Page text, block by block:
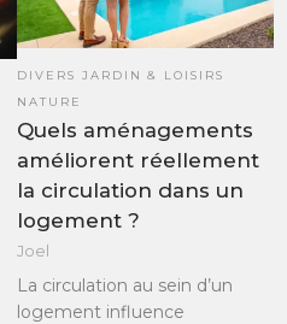
DIVERS JARDIN & LOISIRS
NATURE
Quels aménagements
améliorent réellement
la circulation dans un
logement ?
Joel
La circulation au sein d’un
logement influence